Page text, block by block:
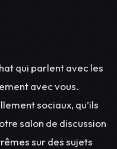
qui parlent avec les
avec vous.
sociaux, qu’ils
salon de discussion
sur des sujets